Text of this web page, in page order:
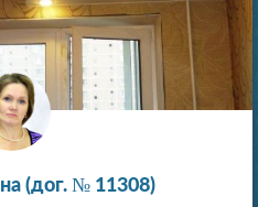
(дог. № 11308)